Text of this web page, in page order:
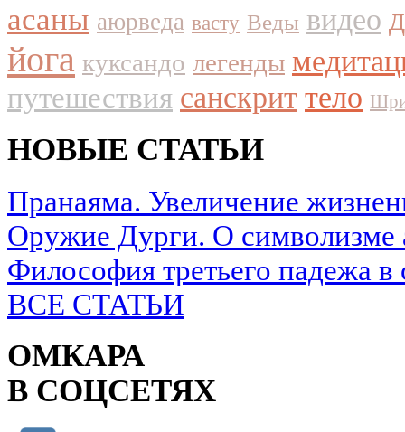
асаны аюрведа васту Веды видео
йога куксандо легенды
путешествия санскрит тело
НОВЫЕ СТАТЬИ
Пранаяма. Увеличение
Оружие Дурги. О символизме
Философия третьего падежа в
ВСЕ СТАТЬИ
ОМКАРА
В СОЦСЕТЯХ